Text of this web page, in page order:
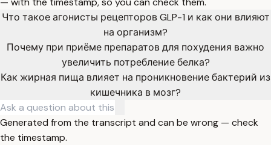
Что такое агонисты рецепторов GLP-1 и как они влияют
на организм?
Почему при приёме препаратов для похудения важно
увеличить потребление белка?
Как жирная пища влияет на проникновение бактерий из
кишечника в мозг?
Generated from the transcript and can be wrong — check
the timestamp.